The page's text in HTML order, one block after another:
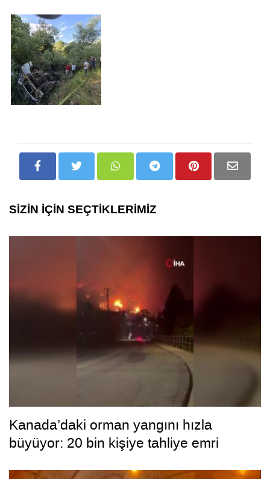
SİZİN İÇİN SEÇTİKLERİMİZ
Kanada’daki orman yangını hızla
büyüyor: 20 bin kişiye tahliye emri